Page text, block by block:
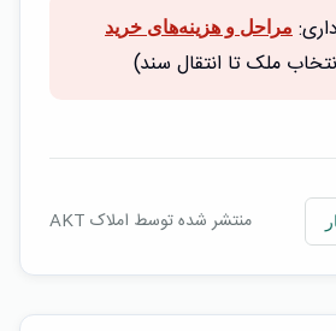
مراحل و هزینه‌های خرید
ملک تا انتقال سند)
منتشر شده توسط املاک AKT